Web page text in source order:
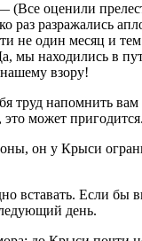
оценили
раз разражались
не один месяц и
мы находились в
взору!
труд напомнить
это может пригодится.
он у Крыси
Если бы
день.